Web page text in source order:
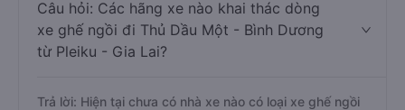
Câu hỏi: Các hãng xe nào khai thác dòng
xe ghế ngồi đi Thủ Dầu Một - Bình Dương
từ Pleiku - Gia Lai?
Trả lời: Hiện tại chưa có nhà xe nào có loại xe ghế ngồi